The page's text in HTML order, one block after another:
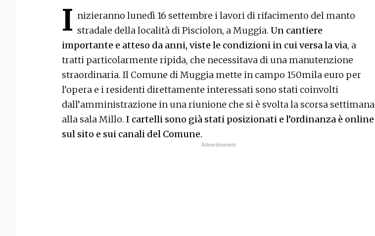
I nizieranno lunedì 16 settembre i lavori di rifacimento del manto
stradale della località di Pisciolon, a Muggia. Un cantiere
importante e atteso da anni, viste le condizioni in cui versa la via, a
tratti particolarmente ripida, che necessitava di una manutenzione
straordinaria. Il Comune di Muggia mette in campo 150mila euro per
l’opera e i residenti direttamente interessati sono stati coinvolti
dall’amministrazione in una riunione che si è svolta la scorsa settimana
alla sala Millo. I cartelli sono già stati posizionati e l’ordinanza è online
sul sito e sui canali del Comune.